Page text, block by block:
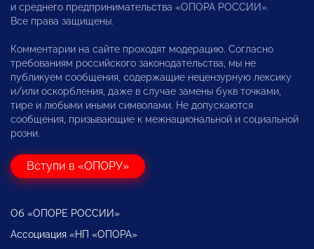
и среднего предпринимательства «ОПОРА РОССИИ».
Все права защищены.
Комментарии на сайте проходят модерацию. Согласно
требованиям российского законодательства, мы не
публикуем сообщения, содержащие нецензурную лексику
и/или оскорбления, даже в случае замены букв точками,
тире и любыми иными символами. Не допускаются
сообщения, призывающие к межнациональной и социальной
розни.
Вступи в «ОПОРУ»
Об «ОПОРЕ РОССИИ»
Ассоциация «НП «ОПОРА»